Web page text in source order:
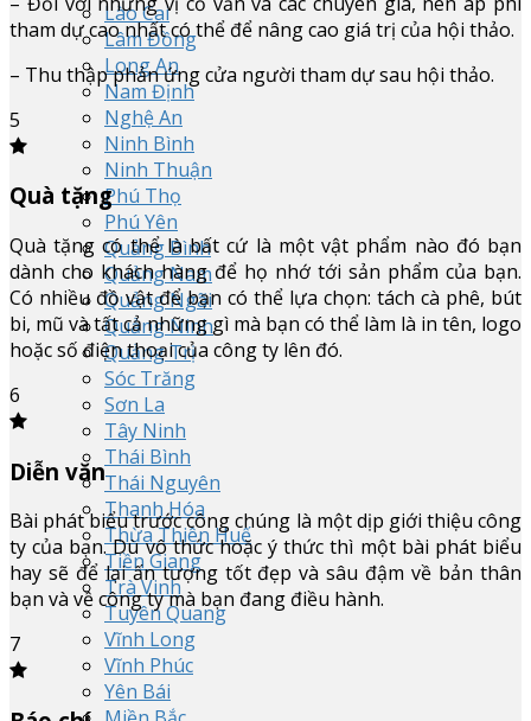
Lào Cai
Lâm Đồng
Long An
Nam Định
Nghệ An
Ninh Bình
Ninh Thuận
Phú Thọ
Phú Yên
Quảng Bình
Quảng Nam
Quảng Ngãi
Quảng Ninh
Quảng Trị
Sóc Trăng
Sơn La
Tây Ninh
Thái Bình
Thái Nguyên
Thanh Hóa
Thừa Thiên Huế
Tiền Giang
Trà Vinh
Tuyên Quang
Vĩnh Long
Vĩnh Phúc
Yên Bái
tham dự cao nhất có thể để nâng cao giá trị của hội thảo.
– Thu thập phản ứng cửa người tham dự sau hội thảo.
5
Quà tặng
Quà tặng có thể là bất cứ là một vật phẩm nào đó bạn
dành cho khách hàng để họ nhớ tới sản phẩm của bạn.
Có nhiều đồ vật để bạn có thể lựa chọn: tách cà phê, bút
bi, mũ và tất cả những gì mà bạn có thể làm là in tên, logo
hoặc số điện thoại của công ty lên đó.
6
Diễn văn
Bài phát biểu trước công chúng là một dịp giới thiệu công
ty của bạn. Dù vô thức hoặc ý thức thì một bài phát biểu
hay sẽ để lại ấn tượng tốt đẹp và sâu đậm về bản thân
bạn và về công ty mà bạn đang điều hành.
7